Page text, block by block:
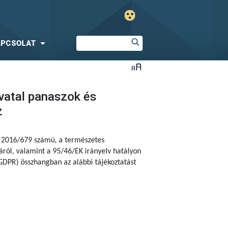
panaszok és
679 számú, a természetes
valamint a 95/46/EK irányelv hatályon
összhangban az alábbi tájékoztatást